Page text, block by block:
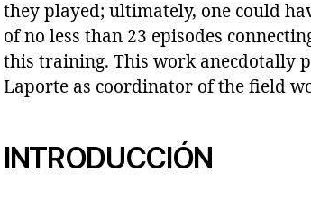
they played; ultimately, one could
of no less than 23 episodes
this training. This work anecdotally
Laporte as coordinator of the field
INTRODUCCIÓN